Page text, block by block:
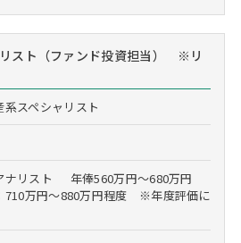
スト（ファンド投資担当） ※リ
スペシャリスト
ナリスト 年俸560万円～680万円
710万円～880万円程度 ※年度評価に